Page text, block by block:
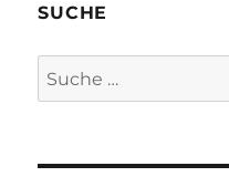
SUCHE
Suche
nach: